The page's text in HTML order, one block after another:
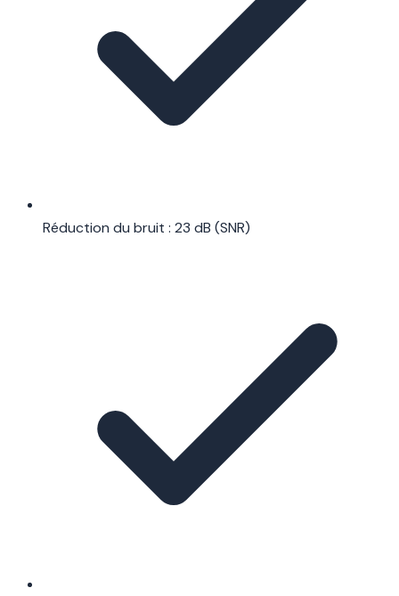
Réduction du bruit : 23 dB (SNR)